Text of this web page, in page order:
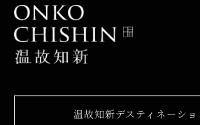
温故知新デスティネーシ